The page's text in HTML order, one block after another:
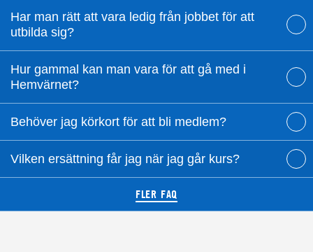
Har man rätt att vara ledig från jobbet för att
utbilda sig?
Hur gammal kan man vara för att gå med i
Hemvärnet?
Behöver jag körkort för att bli medlem?
Vilken ersättning får jag när jag går kurs?
FLER FAQ